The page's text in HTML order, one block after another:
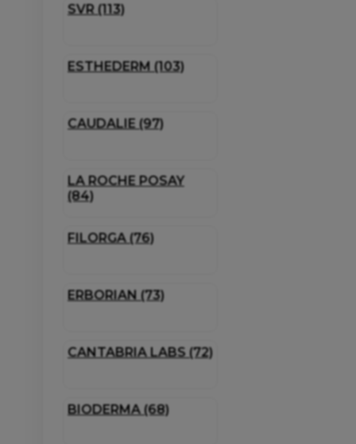
SVR (113)
ESTHEDERM (103)
CAUDALIE (97)
LA ROCHE POSAY
(84)
FILORGA (76)
ERBORIAN (73)
CANTABRIA LABS (72)
BIODERMA (68)